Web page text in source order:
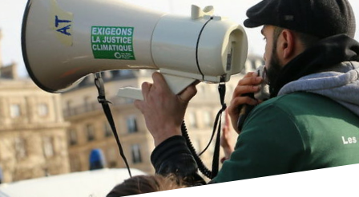
Valeurs
Équipes et
fonctionnement
Le réseau dans le monde
Nos alliés
Je soutiens les Amis de la
Terre
Mode : une
destructrice
Gaz au
violence
Nos autres